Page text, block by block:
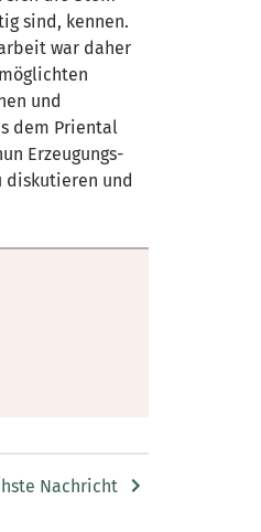
sind, kennen.
war daher
und
dem Priental
Erzeugungs-
diskutieren und
Nachricht